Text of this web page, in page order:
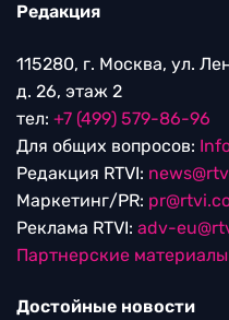
Редакция
115280, г. Москва, ул.
д. 26, этаж 2
тел: +7 (499) 579-86-96
Для общих вопросов:
Редакция RTVI:
Маркетинг/PR:
Реклама RTVI: adv-
Партнерские материалы
Достойные новости